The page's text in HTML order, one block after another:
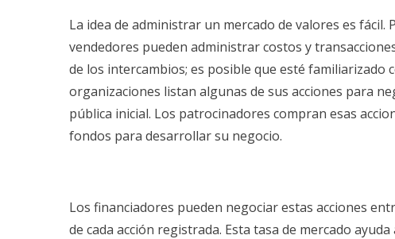
La idea de administrar un mercado de valores es
vendedores pueden administrar costos y
de los intercambios; es posible que esté familiarizado
organizaciones listan algunas de sus acciones para
pública inicial. Los patrocinadores compran esas
fondos para desarrollar su negocio.
Los financiadores pueden negociar estas acciones
de cada acción registrada. Esta tasa de mercado